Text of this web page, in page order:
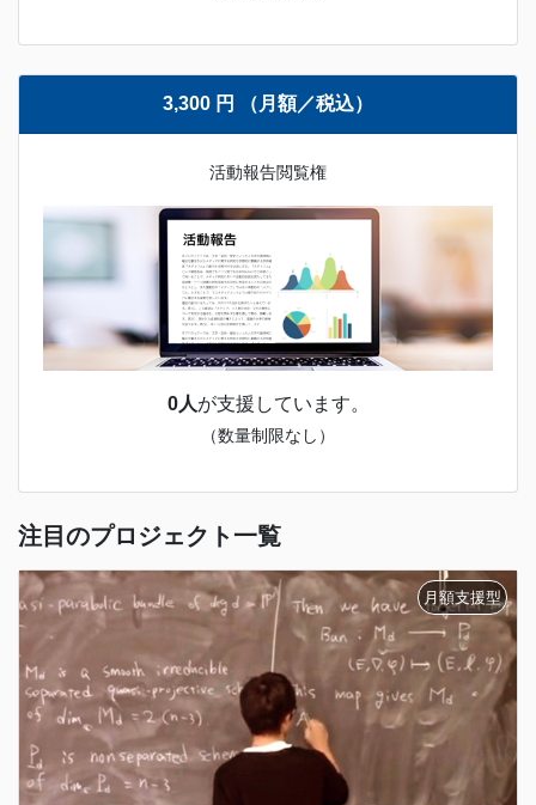
3,300 円 （月額／税込）
活動報告閲覧権
0人が支援しています。
（数量制限なし）
注目のプロジェクト一覧